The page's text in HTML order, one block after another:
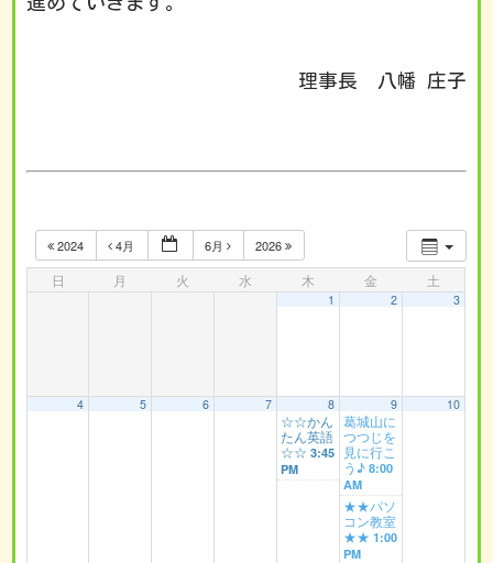
理事長 八幡 庄子
2024 4月 6月 2026
日 月 火 水 木 金 土
1 2 3
4 5 6 7 8
☆☆かん
たん英語
☆☆3:45
PM
9
葛城山に
つつじを
見に行こ
う♪8:00
AM
★★パソ
コン教室
★★1:00
PM
10